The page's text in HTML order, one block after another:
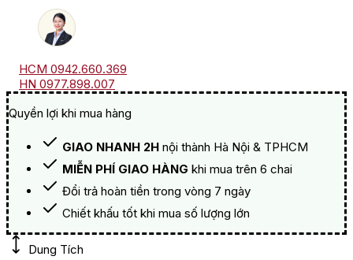
HCM 0942.660.369
HN 0977.898.007
Quyền lợi khi mua hàng
GIAO NHANH 2H nội thành Hà Nội & TPHCM
MIỄN PHÍ GIAO HÀNG khi mua trên 6 chai
Đổi trả hoàn tiền trong vòng 7 ngày
Chiết khấu tốt khi mua số lượng lớn
Dung Tích